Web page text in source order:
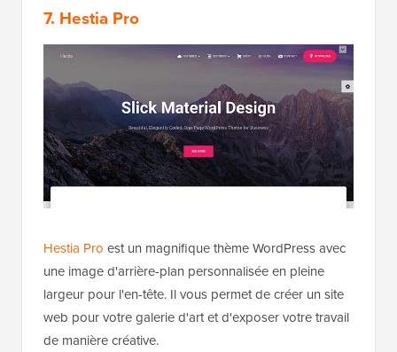
7. Hestia Pro
Hestia Pro est un magnifique thème WordPress avec
une image d'arrière-plan personnalisée en pleine
largeur pour l'en-tête. Il vous permet de créer un site
web pour votre galerie d'art et d'exposer votre travail
de manière créative.